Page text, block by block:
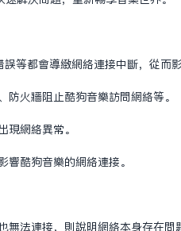
等都会导致网络连接中断，从而
火墙阻止酷狗音乐访问网络等。
网络异常。
酷狗音乐的网络连接。
法连接，则说明网络本身存在